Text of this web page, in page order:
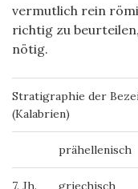
vermutlich rein
richtig zu
nötig.
Stratigraphie der
(Kalabrien)
prähellenisch
7. Jh. griechisch